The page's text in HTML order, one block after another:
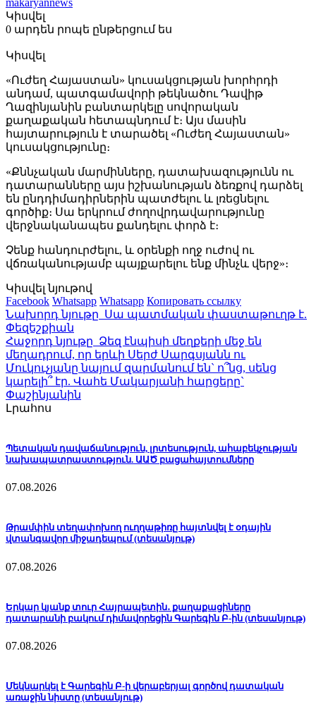
Կիսվել
0 արդեն րոպե ընթերցում ես
Կիսվել
«Ուժեղ Հայաստան» կուսակցության խորհրդի
անդամ, պատգամավորի թեկնածու Դավիթ
Ղազինյանին բանտարկելը սովորական
քաղաքական հետապնդում է։ Այս մասին
հայտարություն է տարածել «Ուժեղ Հայաստան»
կուսակցությունը։
«Քննչական մարմինները, դատախազությունն ու
դատարանները այս իշխանության ձեռքով դարձել
են ընդդիմադիրներին պատժելու և լռեցնելու
գործիք։ Սա երկրում ժողովրդավարությունը
վերջնականապես քանդելու փորձ է։
Չենք հանդուրժելու, և օրենքի ողջ ուժով ու
վճռականությամբ պայքարելու ենք մինչև վերջ»։
Կիսվել նյութով
Facebook Whatsapp Whatsapp Копировать ссылку
Նախորդ նյութը Սա պատմական փաստաթուղթ է.
Փեզեշքիան
Հաջորդ նյութը Ձեզ էնպիսի մեղքերի մեջ են
մեղադրում, որ երևի Սերժ Սարգսյանն ու
Մուկուչյանը նայում զարմանում են` ո՞նց, սենց
կարելի՞ էր. Վահե Մակարյանի հարցերը`
Փաշինյանին
Լրահոս
Պետական դավաճանություն, լրտեսություն, ահաբեկչության
նախապատրաստություն. ԱԱԾ բացահայտումները
07.08.2026
Թրամփին տեղափոխող ուղղաթիռը հայտնվել է օդային
վտանգավոր միջադեպում (տեսանյութ)
07.08.2026
Երկար կյանք տուր Հայրապետին․ քաղաքացիները
դատարանի բակում դիմավորեցին Գարեգին Բ-ին (տեսանյութ)
07.08.2026
Մեկնարկել է Գարեգին Բ-ի վերաբերյալ գործով դատական
առաջին նիստը (տեսանյութ)